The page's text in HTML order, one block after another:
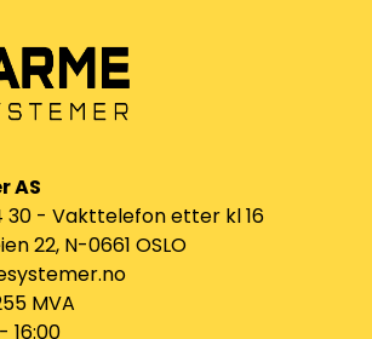
AS
30 - Vakttelefon etter kl 16
22, N-0661 OSLO
MVA
16:00